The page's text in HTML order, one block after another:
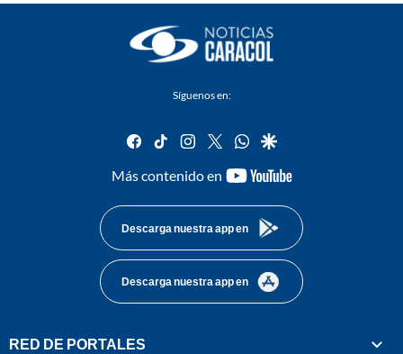
Síguenos en:
facebook
tiktok instagram
twitterwhatsapp
google
Más contenido en
youtube-
Descarga nuestra app en
Descarga nuestra app en
RED DE PORTALES